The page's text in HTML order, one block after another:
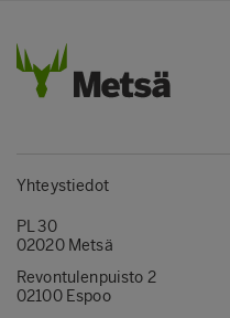
Yhteystiedot
PL 30
02020 Metsä
Revontulenpuisto 2
02100 Espoo